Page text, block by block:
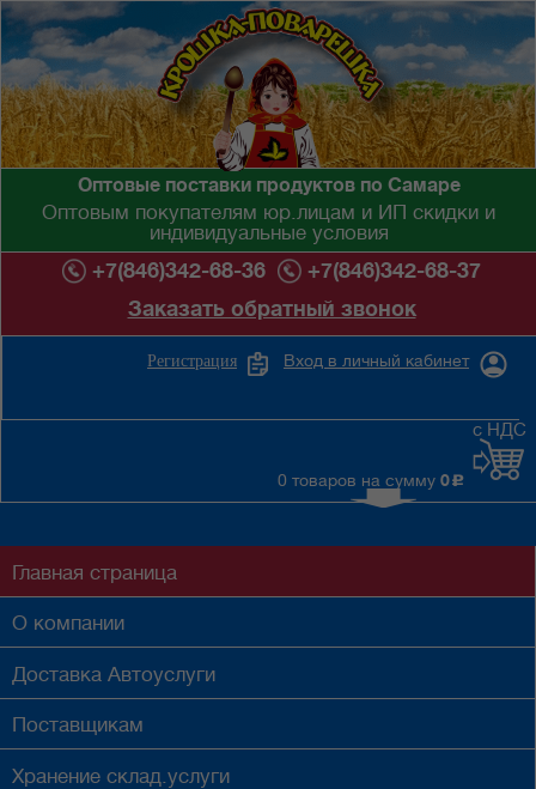
Оптовые поставки продуктов по Самаре
Оптовым покупателям юр.лицам и ИП скидки и
индивидуальные условия
+7(846)342-68-36
+7(846)342-68-37
Заказать обратный звонок
Вход в личный кабинет
Регистрация
0 товаров на сумму 0 c
с НДС
Главная страница
О компании
Доставка Автоуслуги
Поставщикам
Хранение склад.услуги